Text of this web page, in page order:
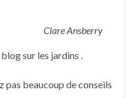
Clare Ansberry
sur les jardins .
pas beaucoup de conseils